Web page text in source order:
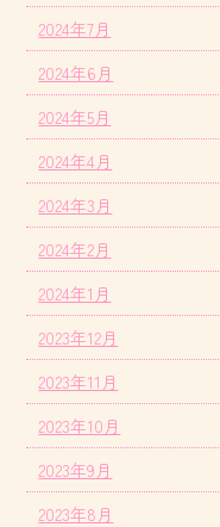
2024年7月
2024年6月
2024年5月
2024年4月
2024年3月
2024年2月
2024年1月
2023年12月
2023年11月
2023年10月
2023年9月
2023年8月